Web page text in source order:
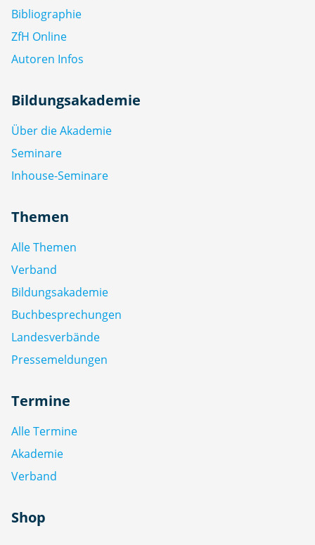
Bibliographie
ZfH Online
Autoren Infos
Bildungsakademie
Über die Akademie
Seminare
Inhouse-Seminare
Themen
Alle Themen
Verband
Bildungsakademie
Buchbesprechungen
Landesverbände
Pressemeldungen
Termine
Alle Termine
Akademie
Verband
Shop